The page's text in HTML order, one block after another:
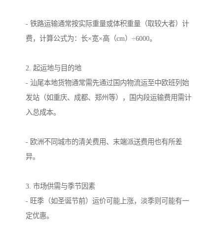
- 铁路运输通常按实际重量或体积重量（取较大者）计
费，计算公式为：长×宽×高（cm）÷6000。
2. 起运地与目的地
- 汕尾本地货物通常需先通过国内物流运至中欧班列始
发站（如重庆、成都、郑州等），国内段运输费用需计
入总成本。
- 欧洲不同城市的清关费用、末端派送费用也有所差
异。
3. 市场供需与季节因素
- 旺季（如圣诞节前）运价可能上涨，淡季则可能有一
定优惠。